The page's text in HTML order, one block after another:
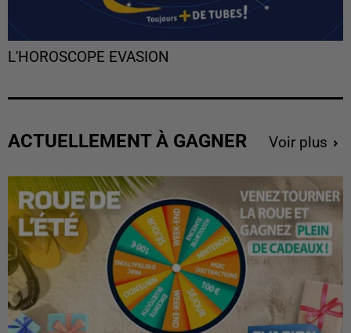
L'HOROSCOPE EVASION
ACTUELLEMENT À GAGNER Voir plus